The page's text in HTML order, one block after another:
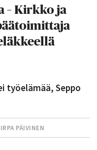
– Kirkko ja
työelämää, Seppo
PÄIVINEN